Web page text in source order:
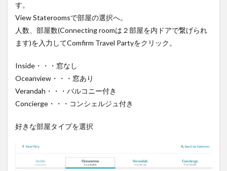
す。
View Stateroomsで部屋の選択へ。
人数、部屋数(Connecting roomは２部屋を内ドアで繋げられ
ます)を入力してComfirm Travel Partyをクリック。
Inside・・・窓なし
Oceanview・・・窓あり
Verandah・・・バルコニー付き
Concierge・・・コンシェルジュ付き
好きな部屋タイプを選択